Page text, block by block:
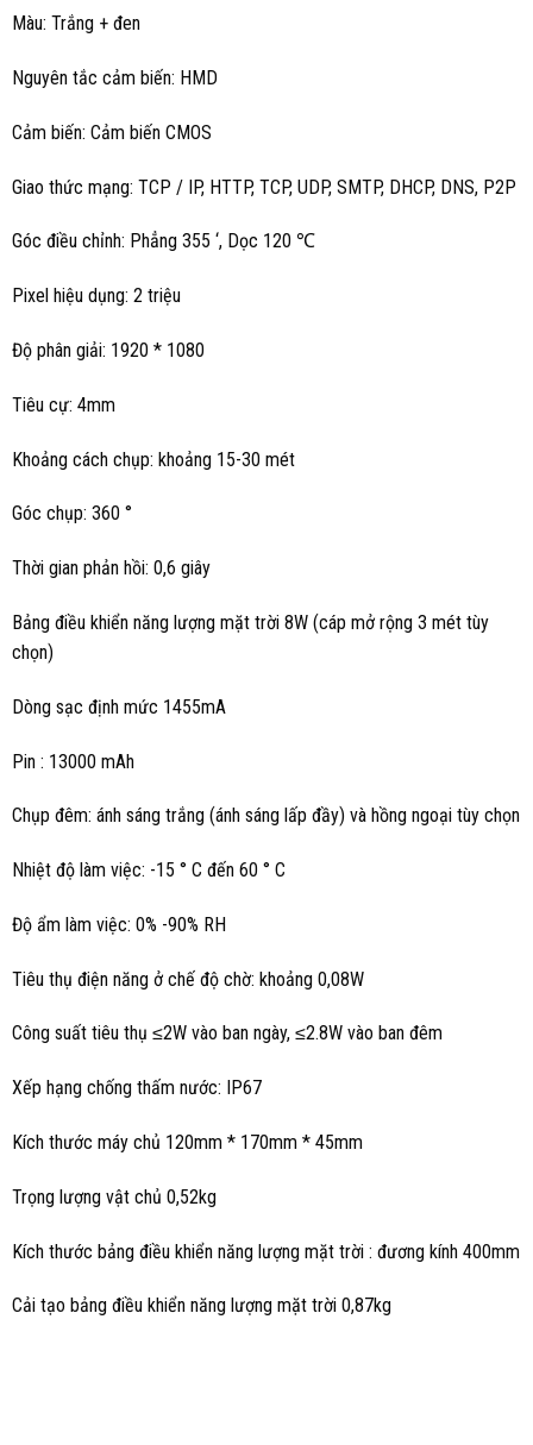
Màu: Trắng + đen
Nguyên tắc cảm biến: HMD
Cảm biến: Cảm biến CMOS
Giao thức mạng: TCP / IP, HTTP, TCP, UDP, SMTP, DHCP, DNS, P2P
Góc điều chỉnh: Phẳng 355 ‘, Dọc 120 ℃
Pixel hiệu dụng: 2 triệu
Độ phân giải: 1920 * 1080
Tiêu cự: 4mm
Khoảng cách chụp: khoảng 15-30 mét
Góc chụp: 360 °
Thời gian phản hồi: 0,6 giây
Bảng điều khiển năng lượng mặt trời 8W (cáp mở rộng 3 mét tùy
chọn)
Dòng sạc định mức 1455mA
Pin : 13000 mAh
Chụp đêm: ánh sáng trắng (ánh sáng lấp đầy) và hồng ngoại tùy chọn
Nhiệt độ làm việc: -15 ° C đến 60 ° C
Độ ẩm làm việc: 0% -90% RH
Tiêu thụ điện năng ở chế độ chờ: khoảng 0,08W
Công suất tiêu thụ ≤2W vào ban ngày, ≤2.8W vào ban đêm
Xếp hạng chống thấm nước: IP67
Kích thước máy chủ 120mm * 170mm * 45mm
Trọng lượng vật chủ 0,52kg
Kích thước bảng điều khiển năng lượng mặt trời : đương kính 400mm
Cải tạo bảng điều khiển năng lượng mặt trời 0,87kg